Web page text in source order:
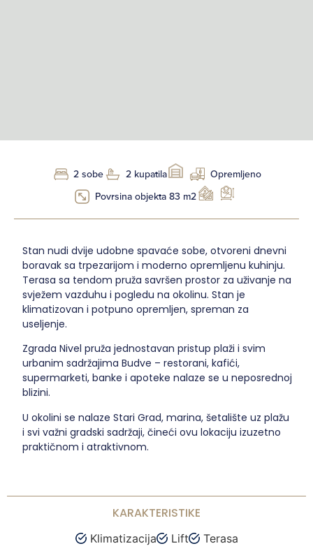
2 sobe 2 kupatila
Opremljeno
Povrsina objekta 83 m2
Stan nudi dvije udobne spavaće sobe, otvoreni dnevni
boravak sa trpezarijom i moderno opremljenu kuhinju.
Terasa sa tendom pruža savršen prostor za uživanje na
svježem vazduhu i pogledu na okolinu. Stan je
klimatizovan i potpuno opremljen, spreman za
useljenje.
Zgrada Nivel pruža jednostavan pristup plaži i svim
urbanim sadržajima Budve – restorani, kafići,
supermarketi, banke i apoteke nalaze se u neposrednoj
blizini.
U okolini se nalaze Stari Grad, marina, šetalište uz plažu
i svi važni gradski sadržaji, čineći ovu lokaciju izuzetno
praktičnom i atraktivnom.
KARAKTERISTIKE
Klimatizacija Lift Terasa